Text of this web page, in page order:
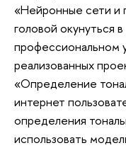
«Нейронные сети и
головой окунуться
профессиональном
реализованных
«Определение
интернет
определения
использовать